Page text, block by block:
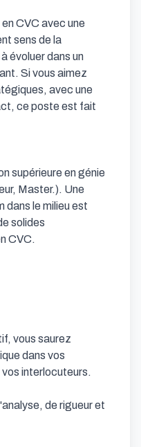
CVC avec une
sens de la
évoluer dans un
Si vous aimez
avec une
ce poste est fait
supérieure en génie
Master.). Une
dans le milieu est
solides
CVC.
vous saurez
dans vos
interlocuteurs.
de rigueur et